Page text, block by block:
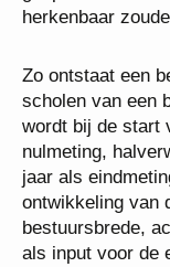
herkenbaar
Zo ontstaat een
scholen van een
wordt bij de start
nulmeting,
jaar als
ontwikkeling van
bestuursbrede,
als input voor de